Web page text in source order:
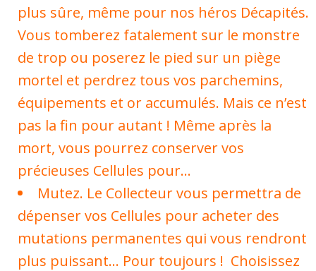
plus sûre, même pour nos héros Décapités.
Vous tomberez fatalement sur le monstre
de trop ou poserez le pied sur un piège
mortel et perdrez tous vos parchemins,
équipements et or accumulés. Mais ce n’est
pas la fin pour autant ! Même après la
mort, vous pourrez conserver vos
précieuses Cellules pour…
Mutez. Le Collecteur vous permettra de
dépenser vos Cellules pour acheter des
mutations permanentes qui vous rendront
plus puissant… Pour toujours ! Choisissez